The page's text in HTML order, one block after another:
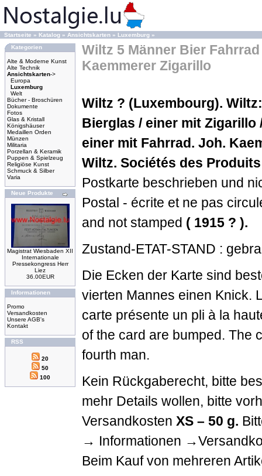
Startseite » Katalog » Ansichtskarten » Luxemburg »
Kategorien
Alte & Moderne Kunst
Alte Technik
Ansichtskarten->
Europa
Luxemburg
Welt
Bücher - Broschüren
Dokumente
Fotos
Glas & Kristall
Königshäuser
Medaillen Orden
Münzen
Militaria
Porzellan & Keramik
Puppen & Spielzeug
Religiöse Kunst
Schmuck & Silber
Varia
Neue Produkte
Magistrat Wiesbaden XII
Internationale
Pressekongress Herr
Liez
36.00EUR
Informationen
Promo
Versandkosten
Unsere AGB's
Kontakt
RSS
20
50
100
Wiltz 5 Männer Bier
Kaemmerer Zigarillo
Wiltz ? (Luxembourg).
Bierglas / einer mit Zigarillo
einer mit Fahrrad. Joh.
Wiltz. Sociétés des
Postkarte beschrieben und
Postal - écrite et ne pas
and not stamped ( 1915 ? ).
Zustand-ETAT-STAND :
Die Ecken der Karte sind
vierten Mannes einen Knick.
carte présente un pli à la
of the card are bumped. The
fourth man.
Kein Rückgaberecht, bitte
mehr Details wollen, bitte
Versandkosten XS – 50 g.
→ Informationen
Beim Kauf von mehreren